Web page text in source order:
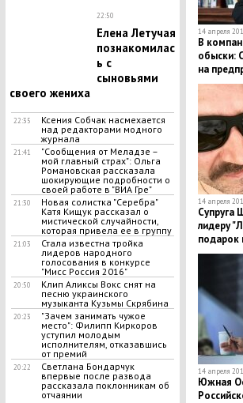
22:50
Елена Летучая
познакомилас
ь с
сыновьями
своего жениха
22:35
Ксения Собчак насмехается
над редакторами модного
журнала
21:41
"Сообщения от Меладзе –
мой главный страх": Ольга
Романовская рассказала
шокирующие подробности о
своей работе в "ВИА Гре"
21:30
Новая солистка "Серебра"
Катя Кищук рассказал о
мистической случайности,
которая привела ее в группу
21:03
Стала известна тройка
лидеров народного
голосования в конкурсе
"Мисс Россия 2016"
20:50
Клип Аликсы Вокс снят на
песню украинского
музыканта Кузьмы Скрябина
20:23
"Зачем занимать чужое
место": Филипп Киркоров
уступил молодым
исполнителям, отказавшись
от премий
20:22
Светлана Бондарчук
впервые после развода
рассказала поклонникам об
отчаянии
14 апреля
В
обыски:
на
14 апреля
Супруга
лидеру
подарок
14 апреля
Южная